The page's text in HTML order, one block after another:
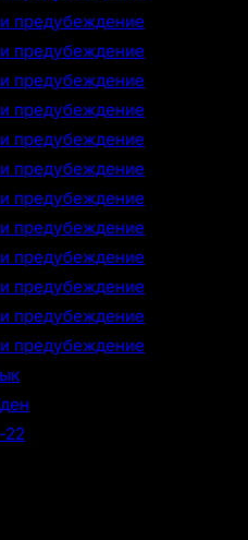
предубеждение
предубеждение
предубеждение
предубеждение
предубеждение
предубеждение
предубеждение
предубеждение
предубеждение
предубеждение
предубеждение
предубеждение
22